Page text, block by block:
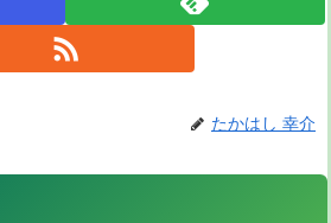
たかはし 幸介